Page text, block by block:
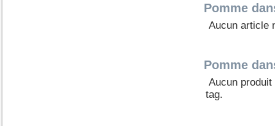
Pomme
Aucun article
Pomme
Aucun
tag.